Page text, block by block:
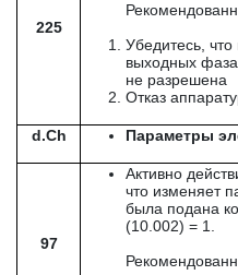
225
Убедитесь, что
выходных
не разрешена
Отказ
d.Ch Параметры
97
Активно
что изменяет
была подана
(10.002) = 1.